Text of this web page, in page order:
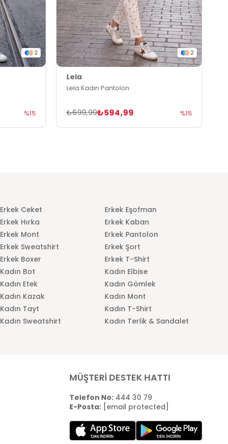
2
%15
2
Lela
Lela Kadın Pantolon
₺594,99
₺699,99 %15
Erkek Ceket
Erkek Eşofman
Erkek Hırka
Erkek Kaban
Erkek Mont
Erkek Pantolon
Erkek Sweatshirt
Erkek Şort
Erkek Boxer
Erkek T-Shirt
Kadın Bot
Kadın Elbise
Kadın Etek
Kadın Gömlek
Kadın Kazak
Kadın Mont
Kadın Tayt
Kadın T-Shirt
Kadın Sweatshirt Kadın Terlik & Sandalet
MÜŞTERİ DESTEK HATTI
Telefon No:444 30 79
E-Posta: [email protected]